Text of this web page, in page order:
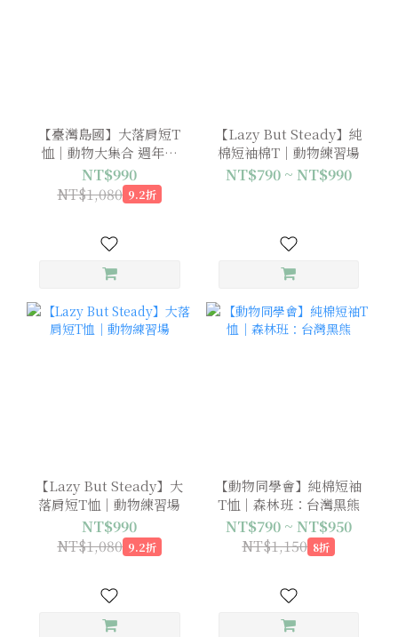
【臺灣島國】大落肩短T
恤｜動物大集合 週年限
定特別款
NT$990
NT$1,080 9.2折
【Lazy But Steady】純
棉短袖棉T｜動物練習場
NT$790 ~ NT$990
【Lazy But Steady】大
落肩短T恤｜動物練習場
NT$990
NT$1,080 9.2折
【動物同學會】純棉短袖
T恤｜森林班：台灣黑熊
NT$790 ~ NT$950
NT$1,150 8折